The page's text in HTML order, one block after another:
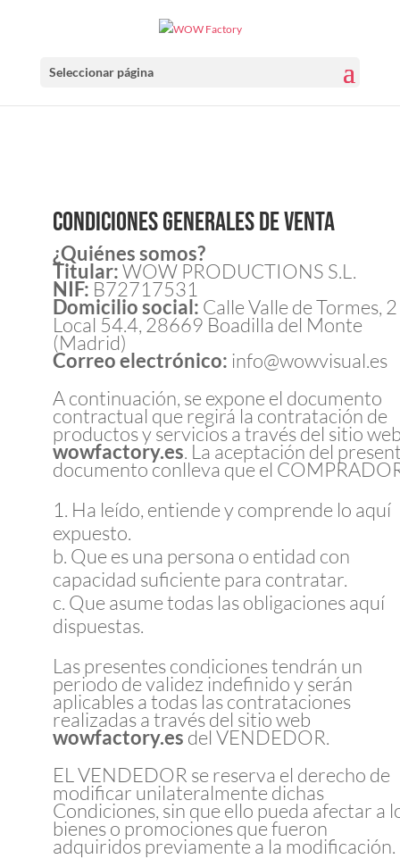
Seleccionar página
Condiciones Generales de venta
¿Quiénes somos?
Titular:WOW PRODUCTIONS S.L.
NIF: B72717531
Domicilio social: Calle Valle de Tormes,
Local 54.4, 28669 Boadilla del Monte
(Madrid)
Correo electrónico: info@wowvisual.es
A continuación, se expone el documento
contractual que regirá la contratación de
productos y servicios a través del sitio
wowfactory.es. La aceptación del
documento conlleva que el
Ha leído, entiende y comprende lo aquí
expuesto.
b. Que es una persona o entidad con
capacidad suficiente para contratar.
c. Que asume todas las obligaciones aquí
dispuestas.
Las presentes condiciones tendrán un
periodo de validez indefinido y serán
aplicables a todas las contrataciones
realizadas a través del sitio web
wowfactory.es del VENDEDOR.
EL VENDEDOR se reserva el derecho de
modificar unilateralmente dichas
Condiciones, sin que ello pueda afectar a
bienes o promociones que fueron
adquiridos previamente a la modificación.